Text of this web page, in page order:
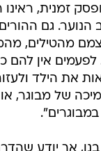
זמנית, ראינו
גם
מהטילים,
אין להם
את הילד
של מבוגר,